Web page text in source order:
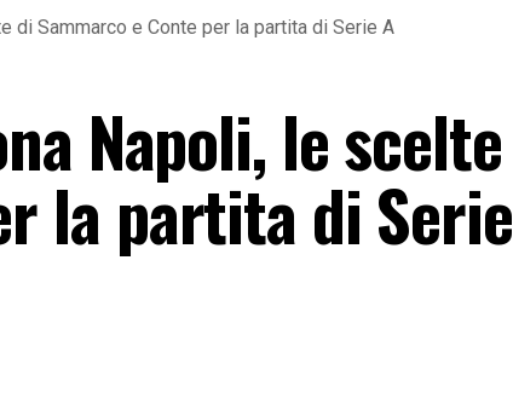
di Sammarco e Conte per la partita di Serie A
Napoli, le scelte
la partita di Serie